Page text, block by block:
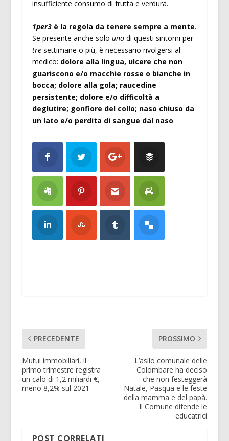
insufficiente consumo di frutta e verdura.
1per3 è la regola da tenere sempre a mente.
Se presente anche solo uno di questi sintomi per
tre settimane o più, è necessario rivolgersi al
medico: dolore alla lingua, ulcere che non
guariscono e/o macchie rosse o bianche in
bocca; dolore alla gola; raucedine
persistente; dolore e/o difficoltà a
deglutire; gonfiore del collo; naso chiuso da
un lato e/o perdita di sangue dal naso.
PRECEDENTE
Mutui immobiliari, il
primo trimestre registra
un calo di 1,2 miliardi €,
meno 8,2% sul 2021
PROSSIMO
L’asilo comunale delle
Colombare ha deciso
che non festeggerà
Natale, Pasqua e le feste
della mamma e del papà.
Il Comune difende le
educatrici
POST CORRELATI